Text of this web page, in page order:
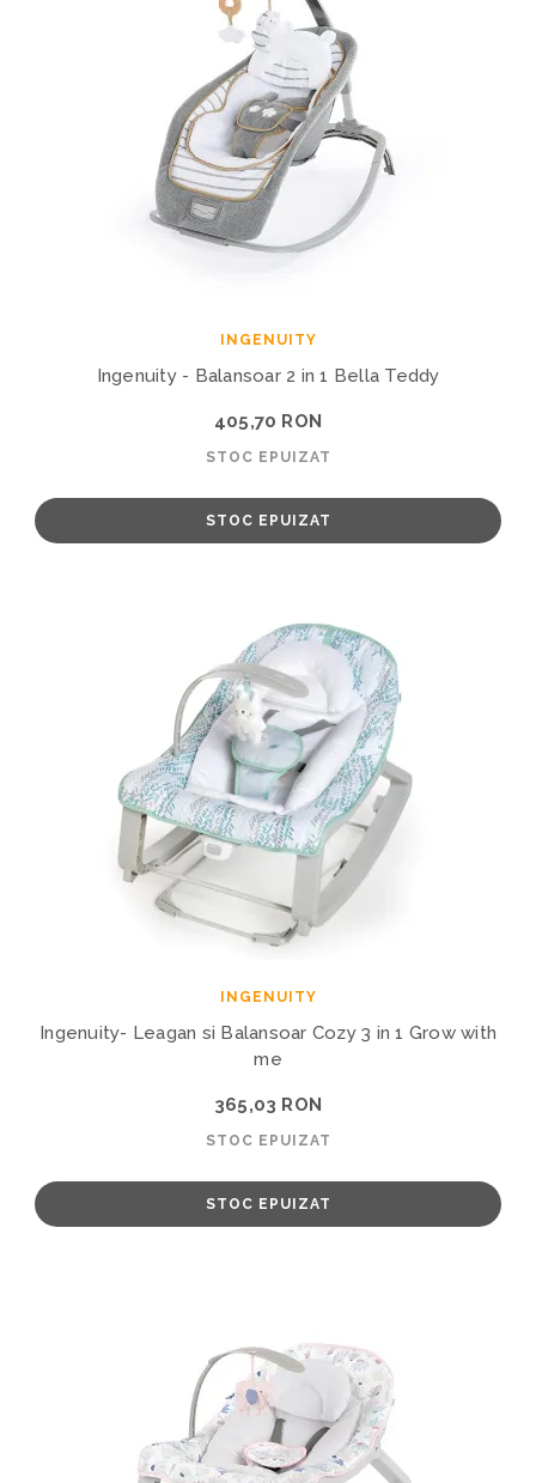
INGENUITY
Ingenuity - Balansoar 2 in 1 Bella Teddy
405,70 RON
STOC EPUIZAT
STOC EPUIZAT
INGENUITY
Ingenuity- Leagan si Balansoar Cozy 3 in 1 Grow with
me
365,03 RON
STOC EPUIZAT
STOC EPUIZAT